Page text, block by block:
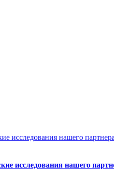
исследования нашего
исследования нашего